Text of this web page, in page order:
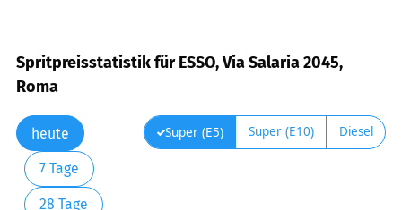
Spritpreisstatistik für ESSO, Via Salaria 2045,
Roma
heute
7 Tage
28 Tage
Super (E5) Super (E10) Diesel